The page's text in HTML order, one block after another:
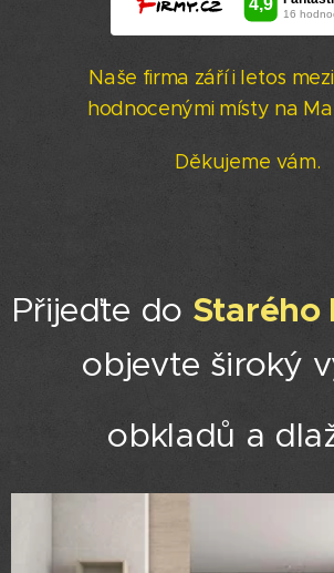
Naše firma září i letos
hodnocenými místy na
Děkujeme vám.
Přijeďte do Starého
objevte široký
obkladů a